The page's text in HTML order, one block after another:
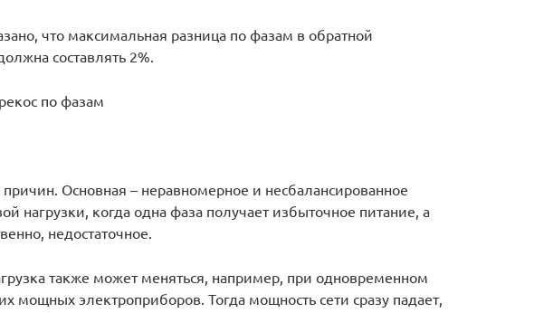
что максимальная разница по фазам в обратной
составлять 2%.
по фазам
причин. Основная – неравномерное и несбалансированное
нагрузки, когда одна фаза получает избыточное питание, а
недостаточное.
также может меняться, например, при одновременном
мощных электроприборов. Тогда мощность сети сразу падает,